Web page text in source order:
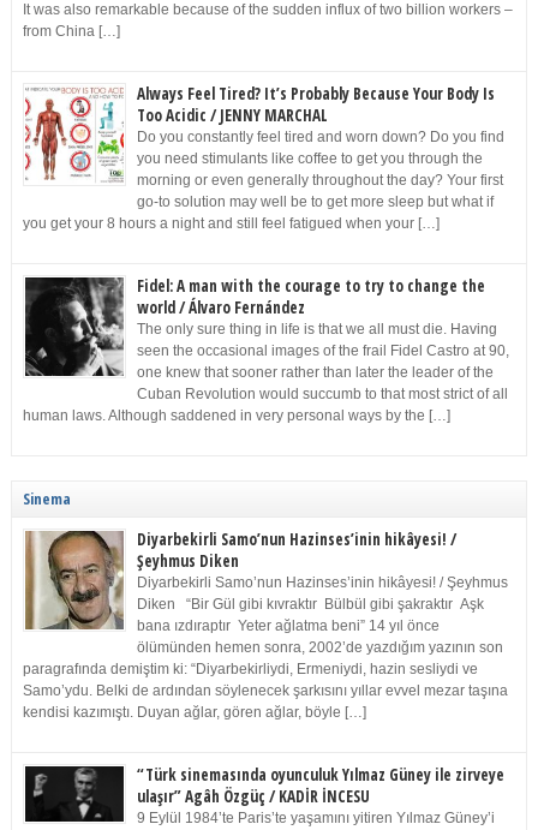
It was also remarkable because of the sudden influx of two billion workers –
from China […]
Always Feel Tired? It’s Probably Because Your Body Is
Too Acidic / JENNY MARCHAL
Do you constantly feel tired and worn down? Do you find
you need stimulants like coffee to get you through the
morning or even generally throughout the day? Your first
go-to solution may well be to get more sleep but what if
you get your 8 hours a night and still feel fatigued when your […]
Fidel: A man with the courage to try to change the
world / Álvaro Fernández
The only sure thing in life is that we all must die. Having
seen the occasional images of the frail Fidel Castro at 90,
one knew that sooner rather than later the leader of the
Cuban Revolution would succumb to that most strict of all
human laws. Although saddened in very personal ways by the […]
Sinema
Diyarbekirli Samo’nun Hazinses’inin hikâyesi! /
Şeyhmus Diken
Diyarbekirli Samo’nun Hazinses’inin hikâyesi! / Şeyhmus
Diken “Bir Gül gibi kıvraktır Bülbül gibi şakraktır Aşk
bana ızdıraptır Yeter ağlatma beni” 14 yıl önce
ölümünden hemen sonra, 2002’de yazdığım yazının son
paragrafında demiştim ki: “Diyarbekirliydi, Ermeniydi, hazin sesliydi ve
Samo’ydu. Belki de ardından söylenecek şarkısını yıllar evvel mezar taşına
kendisi kazımıştı. Duyan ağlar, gören ağlar, böyle […]
“Türk sinemasında oyunculuk Yılmaz Güney ile zirveye
ulaşır” Agâh Özgüç / KADİR İNCESU
9 Eylül 1984’te Paris’te yaşamını yitiren Yılmaz Güney’i